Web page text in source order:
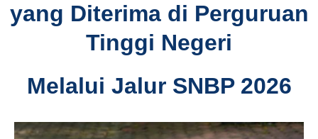
yang Diterima di Perguruan
Tinggi Negeri
Melalui Jalur SNBP 2026